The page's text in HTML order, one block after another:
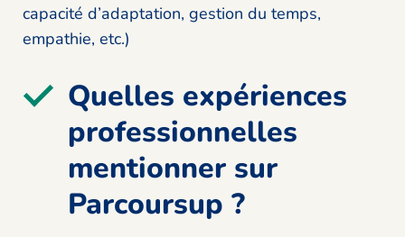
capacité d’adaptation, gestion du temps,
empathie, etc.)
Quelles expériences
professionnelles
mentionner sur
Parcoursup ?